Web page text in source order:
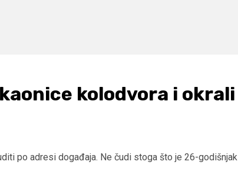
kolodvora i okrali
po adresi događaja. Ne čudi stoga što je 26-godišnjak